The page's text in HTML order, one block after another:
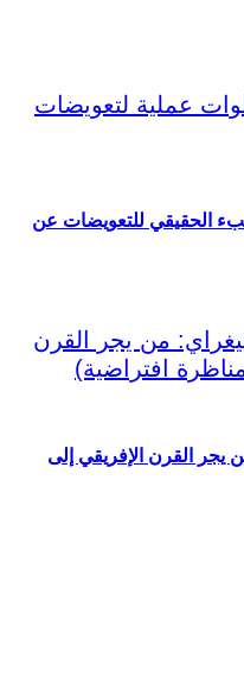
الحقيقي للتعويضات عن
يجر القرن الإفريقي إلى